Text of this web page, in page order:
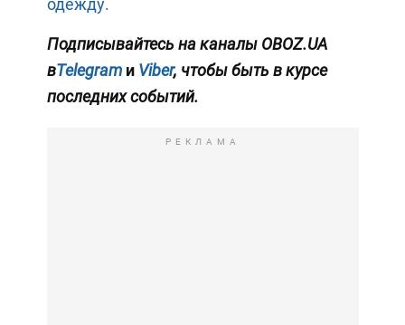
Подписывайтесь на каналы OBOZ.UA
вTelegramи Viber, чтобы быть в курсе
последних событий.
РЕКЛАМА